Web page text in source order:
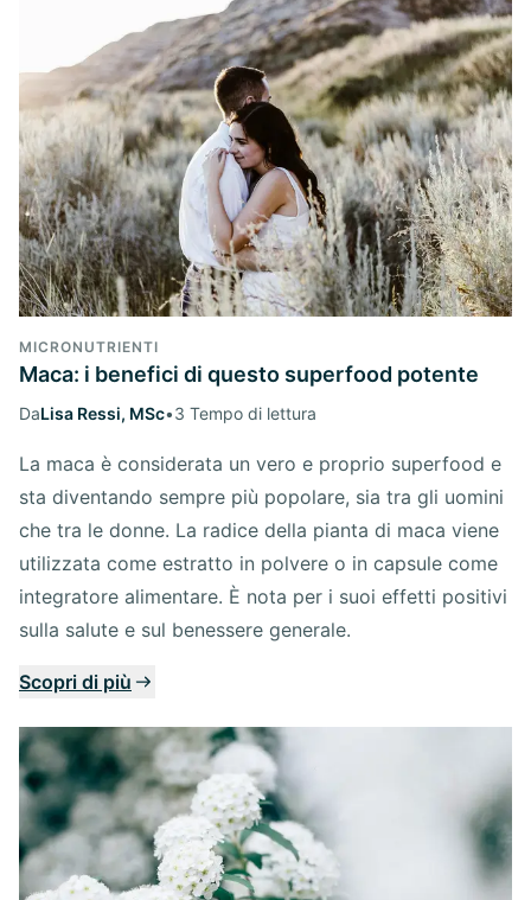
MICRONUTRIENTI
Maca: i benefici di questo superfood potente
DaLisa Ressi, MSc•3 Tempo di lettura
La maca è considerata un vero e proprio superfood e
sta diventando sempre più popolare, sia tra gli uomini
che tra le donne. La radice della pianta di maca viene
utilizzata come estratto in polvere o in capsule come
integratore alimentare. È nota per i suoi effetti positivi
sulla salute e sul benessere generale.
Scopri di più